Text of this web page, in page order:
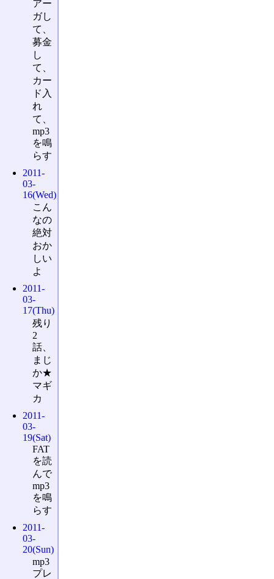
アー
ガし
て、
募金
し
て、
カー
ド入
れ
て、
mp3
を鳴
らす
2011-
03-
16(Wed)
こん
なの
絶対
おか
しい
よ
2011-
03-
17(Thu)
残り
2
話、
まじ
か★
マギ
カ
2011-
03-
19(Sat)
FAT
を読
んで
mp3
を鳴
らす
2011-
03-
20(Sun)
mp3
プレ